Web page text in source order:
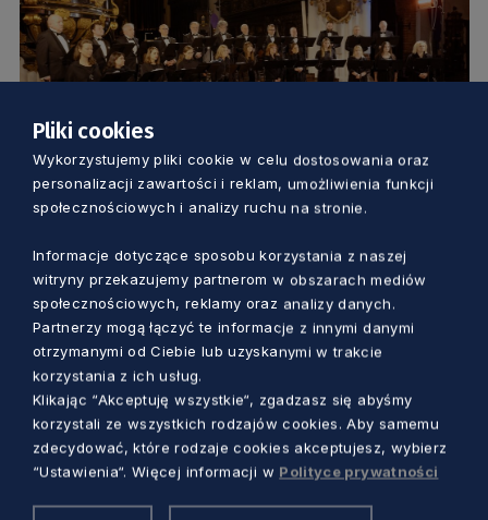
KULTURA
wydarzenie artystyczne. Koncert
Polskiego Chóru Kameralnego
Marcin Szumny 2 lata temu
Pliki cookies
Wykorzystujemy pliki cookie w celu dostosowania oraz
personalizacji zawartości i reklam, umożliwienia funkcji
społecznościowych i analizy ruchu na stronie.
Informacje dotyczące sposobu korzystania z naszej
witryny przekazujemy partnerom w obszarach mediów
społecznościowych, reklamy oraz analizy danych.
Partnerzy mogą łączyć te informacje z innymi danymi
otrzymanymi od Ciebie lub uzyskanymi w trakcie
korzystania z ich usług.
Klikając “Akceptuję wszystkie“, zgadzasz się abyśmy
korzystali ze wszystkich rodzajów cookies. Aby samemu
zdecydować, które rodzaje cookies akceptujesz, wybierz
“Ustawienia“. Więcej informacji w Polityce prywatności